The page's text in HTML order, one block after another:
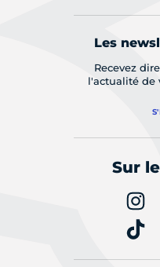
Les
Recevez
l'actualité de
Sur